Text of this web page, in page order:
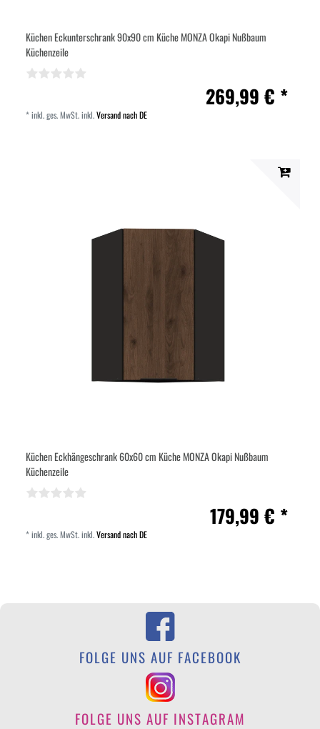
Küchen Eckunterschrank 90x90 cm Küche MONZA Okapi Nußbaum
Küchenzeile
269,99 € *
*inkl. ges. MwSt.inkl.Versand nach DE
Küchen Eckhängeschrank 60x60 cm Küche MONZA Okapi Nußbaum
Küchenzeile
179,99 € *
*inkl. ges. MwSt.inkl.Versand nach DE
FOLGE UNS AUF FACEBOOK
FOLGE UNS AUF INSTAGRAM